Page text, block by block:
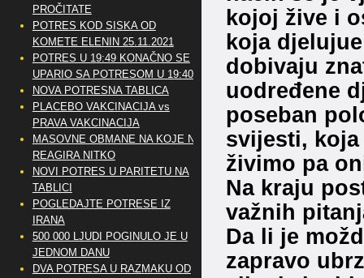
kojoj žive i
koja
dobivaju
uodređene
poseban
svijesti,
živimo pa
Na kraju
važnih
Da li je
zapravo
PROČITATE
POTRES KOD SISKA OD
KOMETE ELENIN 25.11.2021
POTRES U 19:49 KONAČNO SE
UPARIO SA POTRESOM U 19:40
NOVA POTRESNA TABLICA
PLACEBO VAKCINACIJA vs
PRAVA VAKCINACIJA
MASOVNE OBMANE NA KOJE NE
REAGIRA NITKO
NOVI POTRES U PARITETU NA
TABLICI
POGLEDAJTE POTRESE IZ
IRANA
500 000 LJUDI POGINULO JE U
JEDNOM DANU
DVA POTRESA U RAZMAKU OD